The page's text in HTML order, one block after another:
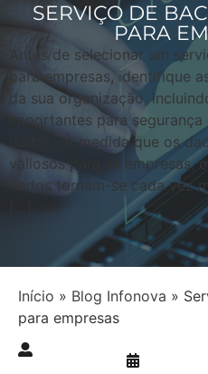
SERVIÇO DE
PARA
Antes de selecionar um
para empresas, identifique
da sua organização,
importantes para
dados. À medida que os
valiosos para as empresas,
dados tornam-se cada vez
Início » Blog Infonova »
para empresas